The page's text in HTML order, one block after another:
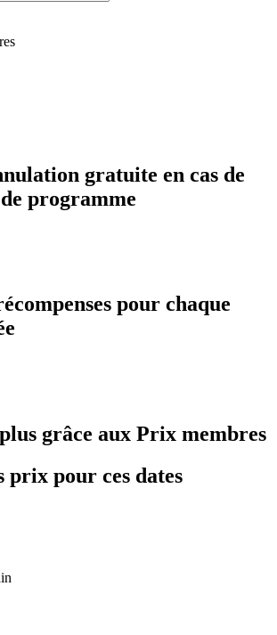
gratuite en cas de
programme
pour chaque
grâce aux Prix membres
prix pour ces dates